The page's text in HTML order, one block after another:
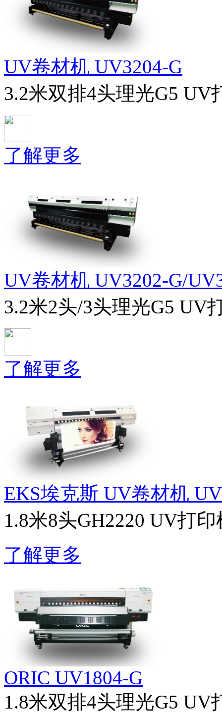
UV卷材机 UV3204-G
3.2米双排4头理光G5 UV
了解更多
UV卷材机 UV3202-G/
3.2米2头/3头理光G5 UV
了解更多
EKS埃克斯 UV卷材机
1.8米8头GH2220 UV打印
了解更多
ORIC UV1804-G
1.8米双排4头理光G5 UV